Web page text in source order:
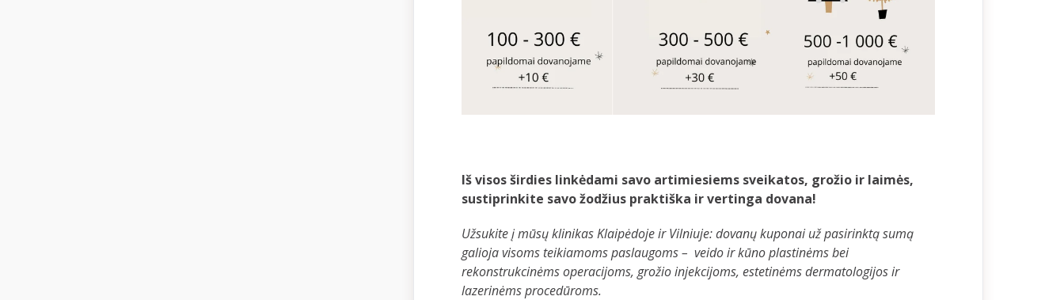
Iš visos širdies linkėdami savo artimiesiems sveikatos, grožio ir laimės,
sustiprinkite savo žodžius praktiška ir vertinga dovana!
Užsukite į mūsų klinikas Klaipėdoje ir Vilniuje: dovanų kuponai už pasirinktą sumą
galioja visoms teikiamoms paslaugoms – veido ir kūno plastinėms bei
rekonstrukcinėms operacijoms, grožio injekcijoms, estetinėms dermatologijos ir
lazerinėms procedūroms.